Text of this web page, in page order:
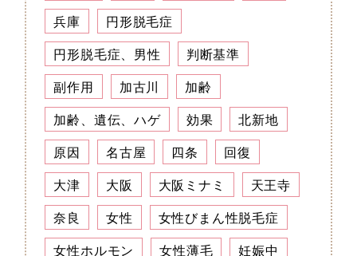
兵庫
円形脱毛症
円形脱毛症、男性
判断基準
副作用
加古川
加齢
加齢、遺伝、ハゲ
効果
北新地
原因
名古屋 四条
回復
大津
大阪 大阪ミナミ
天王寺
奈良
女性
女性びまん性脱毛症
女性ホルモン
女性薄毛 妊娠中